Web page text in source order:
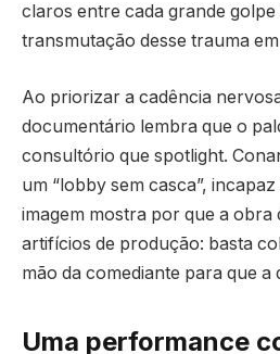
claros entre cada grande golpe
transmutação desse trauma
Ao priorizar a cadência
documentário lembra que o
consultório que spotlight.
um “lobby sem casca”,
imagem mostra por que a obra
artifícios de produção: basta
mão da comediante para que
Uma performance